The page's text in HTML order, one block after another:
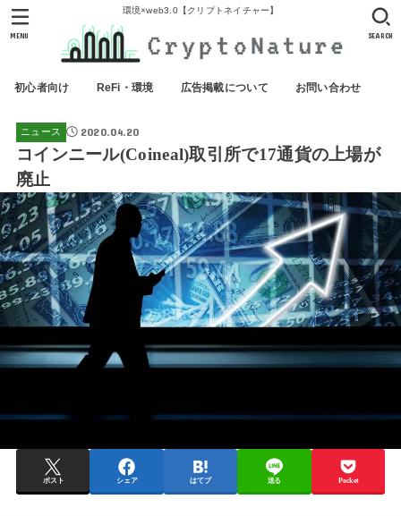
環境×web3.0【クリプトネイチャー】
初心者向け ReFi・環境 広告掲載について お問い合わせ
SEARCH
MENU
ニュース 2020.04.20
コインニール(Coineal)取引所で17通貨の上場が
廃止
ポスト シェア はてブ 送る Pocket